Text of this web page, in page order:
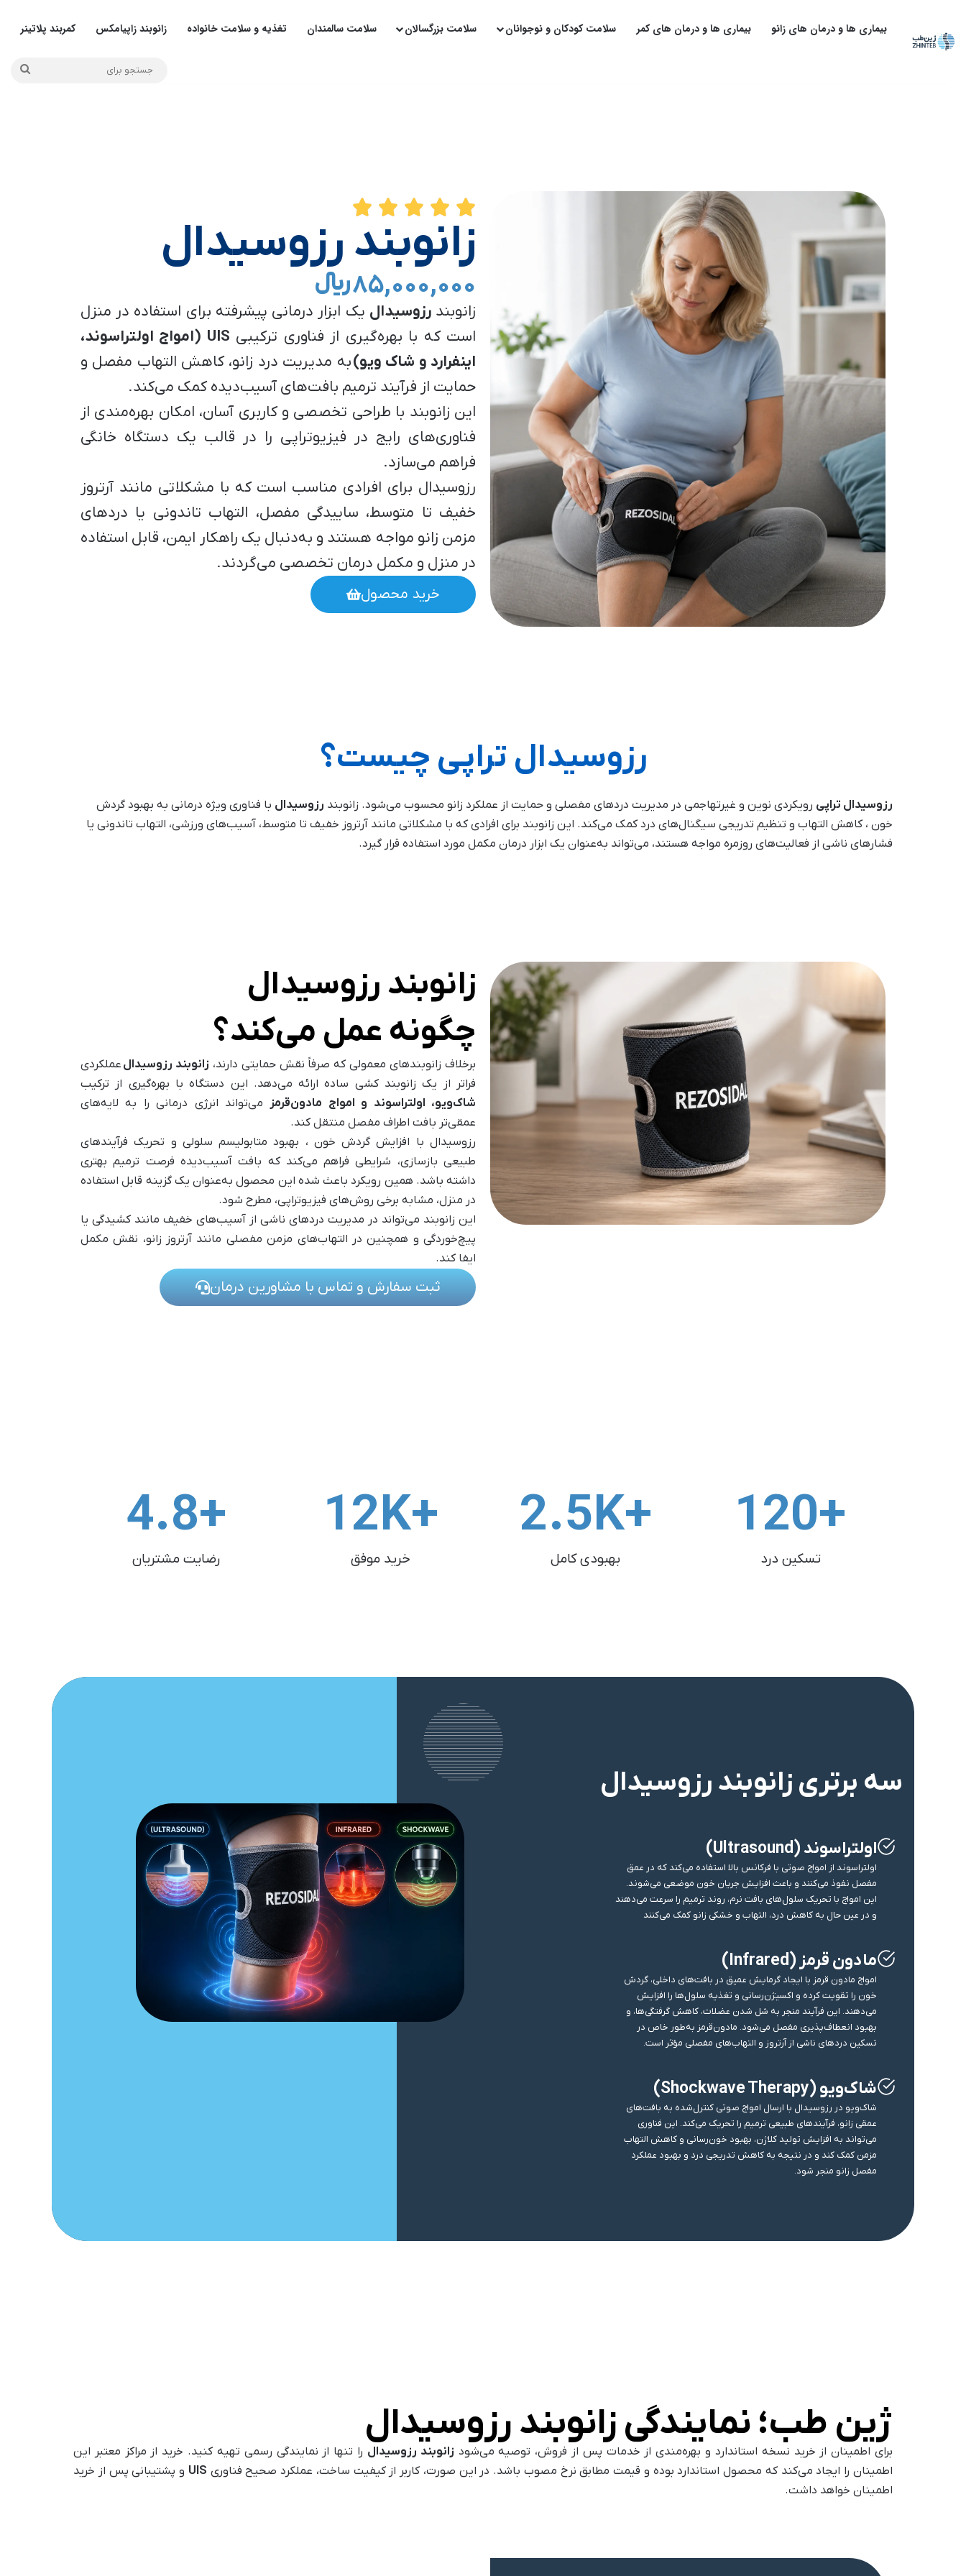
بیماری ها و درمان های زانو بیماری ها و درمان های کمر سلامت کودکان و نوجوانان سلامت بزرگسالان سلامت سالمندان تغذیه و سلامت خانواده زانوبند زاپیامکس کمربند پلاتینر
زانوبند رزوسیدال
۸۵,۰۰۰,۰۰۰ ﷼
زانوبندرزوسیدال یک ابزار درمانی پیشرفته برای استفاده در منزل
است که با بهره‌گیری از فناوری ترکیبی
UIS (امواج اولتراسوند،
اینفرارد و شاک ویو)به مدیریت درد زانو، کاهش التهاب مفصل و
حمایت از فرآیند ترمیم بافت‌های آسیب‌دیده کمک می‌کند.
این زانوبند با طراحی تخصصی و کاربری آسان، امکان بهره‌مندی از
فناوری‌های رایج در فیزیوتراپی را در قالب یک دستگاه خانگی
فراهم می‌سازد.
رزوسیدال برای افرادی مناسب است که با مشکلاتی مانند آرتروز
خفیف تا متوسط، ساییدگی مفصل، التهاب تاندونی یا دردهای
مزمن زانو مواجه هستند و به‌دنبال یک راهکار ایمن، قابل استفاده
در منزل و مکمل درمان تخصصی می‌گردند.
خرید محصول
رزوسیدال تراپی چیست؟
رزوسیدال تراپی رویکردی نوین و غیرتهاجمی در مدیریت دردهای مفصلی و حمایت از عملکرد زانو محسوب می‌شود. زانوبند رزوسیدال با فناوری ویژه درمانی به بهبود گردش
خون ، کاهش التهاب و تنظیم تدریجی سیگنال‌های درد کمک می‌کند. این زانوبند برای افرادی که با مشکلاتی مانند آرتروز خفیف تا متوسط، آسیب‌های ورزشی، التهاب تاندونی یا
فشارهای ناشی از فعالیت‌های روزمره مواجه هستند، می‌تواند به‌عنوان یک ابزار درمان مکمل مورد استفاده قرار گیرد.
زانوبند رزوسیدال
چگونه عمل می‌کند؟
برخلاف زانوبندهای معمولی که صرفاً نقش حمایتی دارند، زانوبند رزوسیدال عملکردی
فراتر از یک زانوبند کشی ساده ارائه می‌دهد. این دستگاه با بهره‌گیری از ترکیب
شاک‌ویو، اولتراسوند و امواج مادون‌قرمز
می‌تواند انرژی درمانی را به لایه‌های
عمقی‌تر بافت اطراف مفصل منتقل کند.
رزوسیدال با افزایش گردش خون ، بهبود متابولیسم سلولی و تحریک فرآیندهای
طبیعی بازسازی، شرایطی فراهم می‌کند که بافت آسیب‌دیده فرصت ترمیم بهتری
داشته باشد. همین رویکرد باعث شده این محصول به‌عنوان یک گزینه قابل استفاده
در منزل، مشابه برخی روش‌های فیزیوتراپی، مطرح شود.
این زانوبند می‌تواند در مدیریت دردهای ناشی از آسیب‌های خفیف مانند کشیدگی یا
پیچ‌خوردگی و همچنین در التهاب‌های مزمن مفصلی مانند آرتروز زانو، نقش مکمل
ایفا کند.
ثبت سفارش و تماس با مشاورین درمان
تسکین درد
+
120
بهبودی کامل
+K
2.5
خرید موفق
+K
12
رضایت مشتریان
+
4.8
سه برتری زانوبند رزوسیدال
اولتراسوند (Ultrasound)
اولتراسوند از امواج صوتی با فرکانس بالا استفاده می‌کند که در عمق
مفصل نفوذ می‌کنند و باعث افزایش جریان خون موضعی می‌شوند.
این امواج با تحریک سلول‌های بافت نرم، روند ترمیم را سرعت می‌دهند
و در عین حال به کاهش درد، التهاب و خشکی زانو کمک می‌کنند
مادون قرمز (Infrared)
امواج مادون‌ قرمز با ایجاد گرمایش عمیق در بافت‌های داخلی، گردش
خون را تقویت کرده و اکسیژن‌رسانی و تغذیه سلول‌ها را افزایش
می‌دهند. این فرآیند منجر به شل شدن عضلات، کاهش گرفتگی‌ها، و
بهبود انعطاف‌پذیری مفصل می‌شود. مادون‌قرمز به‌طور خاص در
تسکین دردهای ناشی از آرتروز و التهاب‌های مفصلی مؤثر است.
شاک‌ویو (Shockwave Therapy)
شاک‌ویو در رزوسیدال با ارسال امواج صوتی کنترل‌شده به بافت‌های
عمقی زانو، فرآیندهای طبیعی ترمیم را تحریک می‌کند. این فناوری
می‌تواند به افزایش تولید کلاژن، بهبود خون‌رسانی و کاهش التهاب
مزمن کمک کند و در نتیجه به کاهش تدریجی درد و بهبود عملکرد
مفصل زانو منجر شود.
ژین طب؛ نمایندگی زانوبند رزوسیدال
برای اطمینان از خرید نسخه استاندارد و بهره‌مندی از خدمات پس از فروش، توصیه می‌شود زانوبند رزوسیدال را تنها از نمایندگی رسمی تهیه کنید. خرید از مراکز معتبر این
اطمینان را ایجاد می‌کند که محصول استاندارد بوده و قیمت مطابق نرخ مصوب باشد. در این صورت، کاربر از کیفیت ساخت، عملکرد صحیح فناوری UIS و پشتیبانی پس از خرید
اطمینان خواهد داشت.